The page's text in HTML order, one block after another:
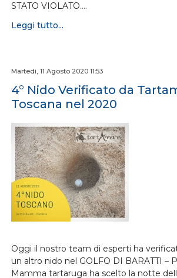
STATO VIOLATO.…
Leggi tutto...
Martedì, 11 Agosto 2020 11:53
4° Nido Verificato da
Toscana nel 2020
Oggi il nostro team di esperti ha
un altro nido nel GOLFO DI BARATTI –
Mamma tartaruga ha scelto la notte